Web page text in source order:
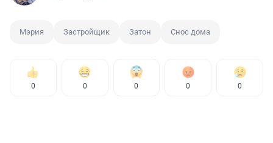
Мэрия Застройщик Затон Снос дома
0 0 0 0 0